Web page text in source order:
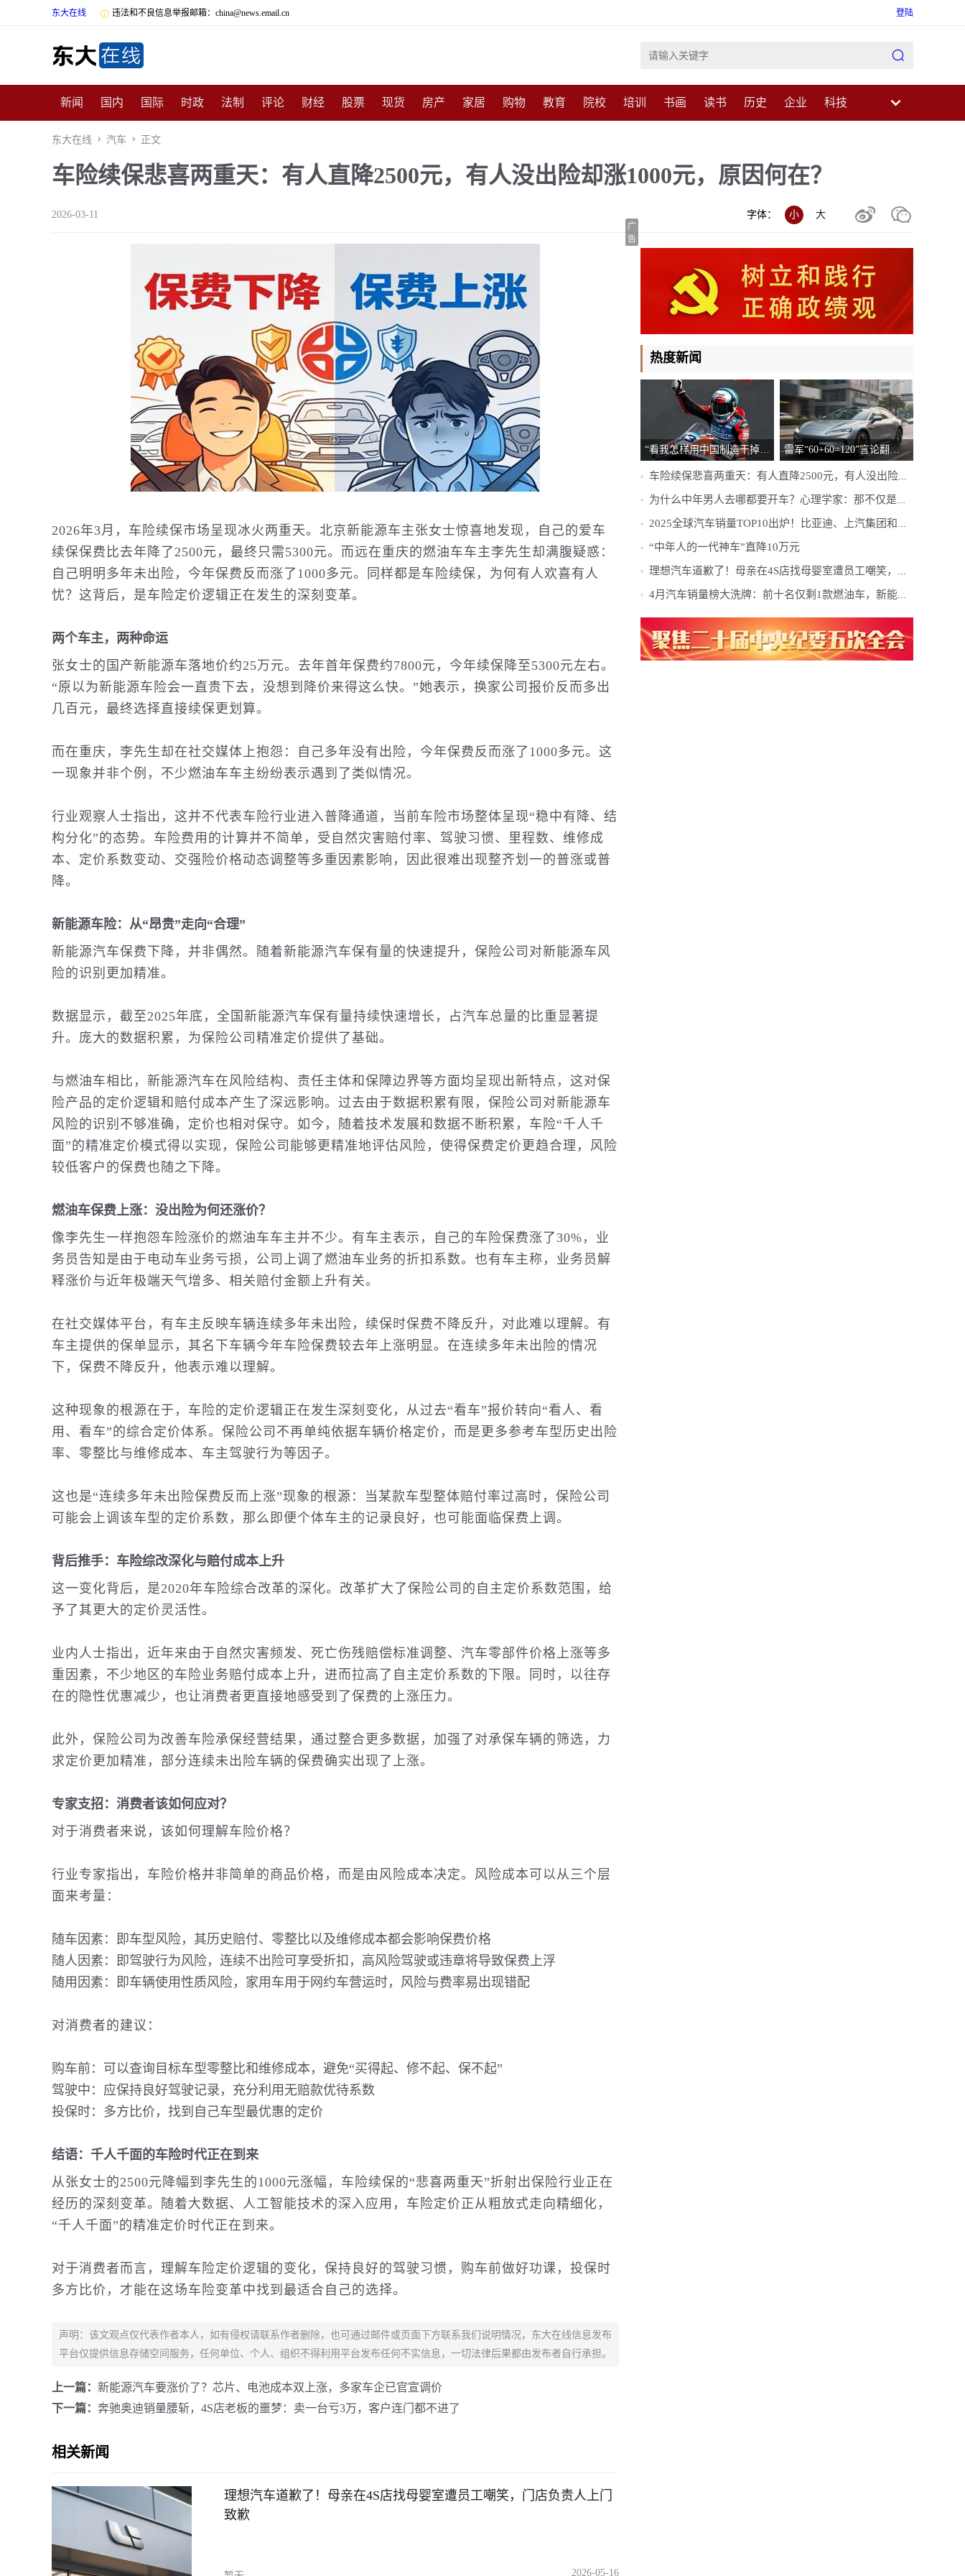
东大在线  违法和不良信息举报邮箱：china@news.email.cn 登陆

新闻 国内 国际 时政 法制 评论 财经 股票 现货 房产 家居 购物 教育 院校 培训 书画 读书 历史 企业 科技
数码 民俗 招商
非遗 公益 娱乐 游戏 影视 明星 时尚 体育 互联网 手机 高考 育儿 交通 美食
东大在线  汽车  正文
车险续保悲喜两重天：有人直降2500元，有人没出险却涨1000元，原因何在？
2026-03-11 

字体： 小 大
2026年3月，车险续保市场呈现冰火两重天。北京新能源车主张女士惊喜地发现，自己的爱车
续保保费比去年降了2500元，最终只需5300元。而远在重庆的燃油车车主李先生却满腹疑惑：
自己明明多年未出险，今年保费反而涨了1000多元。同样都是车险续保，为何有人欢喜有人
忧？这背后，是车险定价逻辑正在发生的深刻变革。
两个车主，两种命运
张女士的国产新能源车落地价约25万元。去年首年保费约7800元，今年续保降至5300元左右。
“原以为新能源车险会一直贵下去，没想到降价来得这么快。”她表示，换家公司报价反而多出
几百元，最终选择直接续保更划算。
而在重庆，李先生却在社交媒体上抱怨：自己多年没有出险，今年保费反而涨了1000多元。这
一现象并非个例，不少燃油车车主纷纷表示遇到了类似情况。
行业观察人士指出，这并不代表车险行业进入普降通道，当前车险市场整体呈现“稳中有降、结
构分化”的态势。车险费用的计算并不简单，受自然灾害赔付率、驾驶习惯、里程数、维修成
本、定价系数变动、交强险价格动态调整等多重因素影响，因此很难出现整齐划一的普涨或普
降。
新能源车险：从“昂贵”走向“合理”
新能源汽车保费下降，并非偶然。随着新能源汽车保有量的快速提升，保险公司对新能源车风
险的识别更加精准。
数据显示，截至2025年底，全国新能源汽车保有量持续快速增长，占汽车总量的比重显著提
升。庞大的数据积累，为保险公司精准定价提供了基础。
与燃油车相比，新能源汽车在风险结构、责任主体和保障边界等方面均呈现出新特点，这对保
险产品的定价逻辑和赔付成本产生了深远影响。过去由于数据积累有限，保险公司对新能源车
风险的识别不够准确，定价也相对保守。如今，随着技术发展和数据不断积累，车险“千人千
面”的精准定价模式得以实现，保险公司能够更精准地评估风险，使得保费定价更趋合理，风险
较低客户的保费也随之下降。
燃油车保费上涨：没出险为何还涨价？
像李先生一样抱怨车险涨价的燃油车车主并不少。有车主表示，自己的车险保费涨了30%，业
务员告知是由于电动车业务亏损，公司上调了燃油车业务的折扣系数。也有车主称，业务员解
释涨价与近年极端天气增多、相关赔付金额上升有关。
在社交媒体平台，有车主反映车辆连续多年未出险，续保时保费不降反升，对此难以理解。有
车主提供的保单显示，其名下车辆今年车险保费较去年上涨明显。在连续多年未出险的情况
下，保费不降反升，他表示难以理解。
这种现象的根源在于，车险的定价逻辑正在发生深刻变化，从过去“看车”报价转向“看人、看
用、看车”的综合定价体系。保险公司不再单纯依据车辆价格定价，而是更多参考车型历史 出险
率、零整比与维修成本、车主驾驶行为等因子。
这也是“连续多年未出险保费反而上涨”现象的根源：当某款车型整体赔付率过高时，保险公司
可能会上调该车型的定价系数，那么即便个体车主的记录良好，也可能面临保费上调。
背后推手：车险综改深化与赔付成本上升
这一变化背后，是2020年车险综合改革的深化。改革扩大了保险公司的自主定价系数范围，给
予了其更大的定价灵活性。
业内人士指出，近年来由于自然灾害频发、死亡伤残赔偿标准调整、汽车零部件价格上涨等多
重因素，不少地区的车险业务赔付成本上升，进而拉高了自主定价系数的下限。同时，以往存
在的隐性优惠减少，也让消费者更直接地感受到了保费的上涨压力。
此外，保险公司为改善车险承保经营结果，通过整合更多数据，加强了对承保车辆的筛选，力
求定价更加精准，部分连续未出险车辆的保费确实出现了上涨。
专家支招：消费者该如何应对？
对于消费者来说，该如何理解车险价格？
行业专家指出，车险价格并非简单的商品价格，而是由风险成本决定。风险成本可以从三个层
面来考量：
随车因素：即车型风险，其历史赔付、零整比以及维修成本都会影响保费价格
随人因素：即驾驶行为风险，连续不出险可享受折扣，高风险驾驶或违章将导致保费上浮
随用因素：即车辆使用性质风险，家用车用于网约车营运时，风险与费率易出现错配
对消费者的建议：
购车前：可以查询目标车型零整比和维修成本，避免“买得起、修不起、保不起”
驾驶中：应保持良好驾驶记录，充分利用无赔款优待系数
投保时：多方比价，找到自己车型最优惠的定价
结语：千人千面的车险时代正在到来
从张女士的2500元降幅到李先生的1000元涨幅，车险续保的“悲喜两重天”折射出保险行业正在
经历的深刻变革。随着大数据、人工智能技术的深入应用，车险定价正从粗放式走向精细化，
“千人千面”的精准定价时代正在到来。
对于消费者而言，理解车险定价逻辑的变化，保持良好的驾驶习惯，购车前做好功课，投保时
多方比价，才能在这场车险变革中找到最适合自己的选择。
声明：该文观点仅代表作者本人，如有侵权请联系作者删除，也可通过邮件或页面下方联系我们说明情况，东大在线信息发布
平台仅提供信息存储空间服务，任何单位、个人、组织不得利用平台发布任何不实信息，一切法律后果都由发布者自行承担。
上一篇： 新能源汽车要涨价了？芯片、电池成本双上涨，多家车企已官宣调价
下一篇： 奔驰奥迪销量腰斩，4S店老板的噩梦：卖一台亏3万，客户连门都不进了
相关新闻
理想汽车道歉了！母亲在4S店找母婴室遭员工嘲笑，门店负责人上门
致歉
2026-05-16
广
告
热度新闻
“看我怎样用中国制造干掉日
本制造！”张雪机车WSBK连
夺两冠，打破数十年垄断
雷军“60+60=120”言论翻
车？两车对撞物理题，网
友：数学没毛病，物理全错
车险续保悲喜两重天：有人直降2500元，有人没出险却
涨1000元，原因何在？
为什么中年男人去哪都要开车？心理学家：那不仅是
车，更是他的“第三空间”
2025全球汽车销量TOP10出炉！比亚迪、上汽集团和吉
利控股三家中国车企上榜，丰田、大众、现代汽车、通
用汽车占据前四，日产汽车跌出前十
“中年人的一代神车”直降10万元
理想汽车道歉了！母亲在4S店找母婴室遭员工嘲笑，门
店负责人上门致歉
4月汽车销量榜大洗牌：前十名仅剩1款燃油车，新能源
渗透率冲破61%